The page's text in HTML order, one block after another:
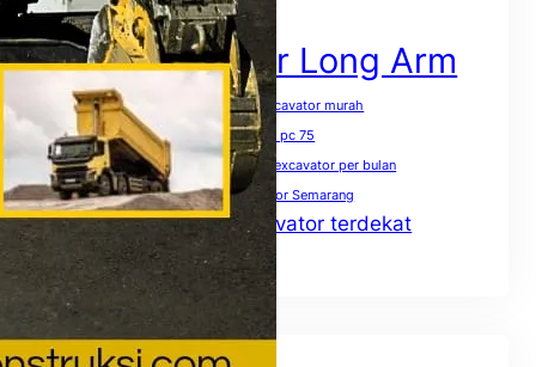
Sewa Excavator Jakarta
Sewa Excavator Long Arm
Sewa excavator mini terdekat
sewa excavator murah
Sewa excavator pc 50
Sewa excavator pc 75
Sewa excavator pc 200 per jam
Sewa excavator per bulan
Sewa excavator per hari
Sewa excavator Semarang
Sewa excavator solo
Sewa excavator terdekat